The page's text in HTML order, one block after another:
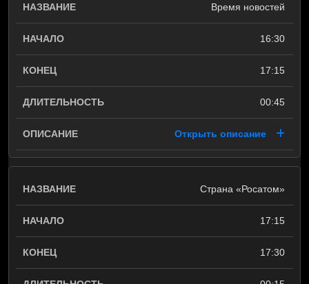
Время новостей
16:30
17:15
00:45
Открыть описание
Страна «Росатом»
17:15
17:30